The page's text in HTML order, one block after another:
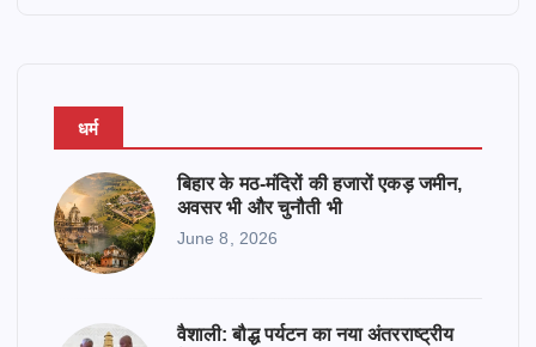
धर्म
बिहार के मठ-मंदिरों की हजारों एकड़ जमीन,
अवसर भी और चुनौती भी
June 8, 2026
वैशाली: बौद्ध पर्यटन का नया अंतरराष्ट्रीय